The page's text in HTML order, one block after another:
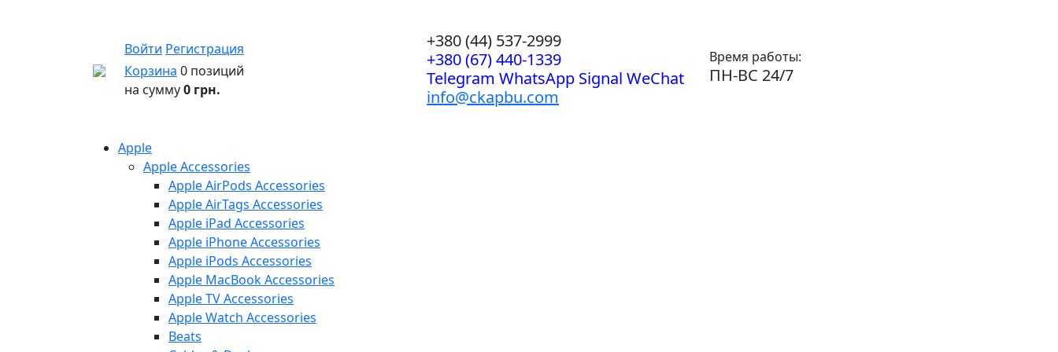
Войти Регистрация
Корзина 0 позиций
на сумму0 грн.
+380 (44) 537-2999
+380 (67) 440-1339
Telegram WhatsApp Signal WeChat
info@ckapbu.com
Время работы:
ПН-ВС 24/7
Apple
Apple Accessories
Apple AirPods Accessories
Apple AirTags Accessories
Apple iPad Accessories
Apple iPhone Accessories
Apple iPods Accessories
Apple MacBook Accessories
Apple TV Accessories
Apple Watch Accessories
Beats